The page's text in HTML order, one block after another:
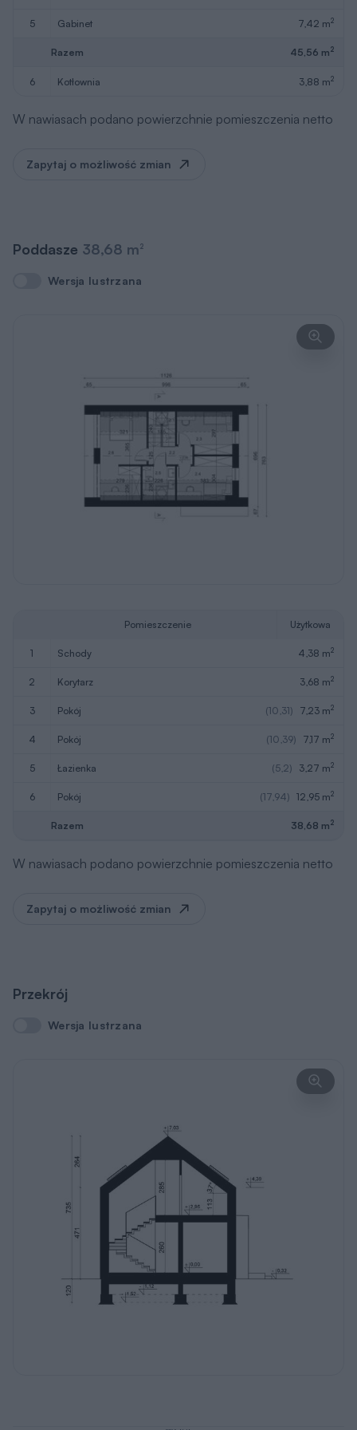
5 gabinet 7,42 m2
Razem 45,56 m2
6 kotłownia 3,88 m2
W nawiasach podano powierzchnie pomieszczenia netto
Zapytaj o możliwość zmian
Poddasze 38,68 m2
Wersja lustrzana
Wersja lustrzana
Pomieszczenie Użytkowa
1 schody 4,38 m2
2 korytarz 3,68 m2
3 pokój (10,31) 7,23 m2
4 pokój (10,39) 7,17 m2
5 łazienka (5,2) 3,27 m2
6 pokój (17,94) 12,95 m2
Razem 38,68 m2
W nawiasach podano powierzchnie pomieszczenia netto
Zapytaj o możliwość zmian
Przekrój
Wersja lustrzana
Wersja lustrzana